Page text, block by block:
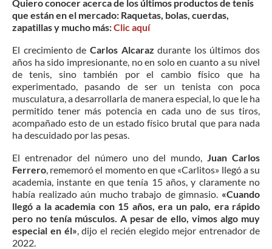
Quiero conocer acerca de los últimos productos de tenis
que están en el mercado: Raquetas, bolas, cuerdas,
zapatillas y mucho más:Clic aquí
El crecimiento de Carlos Alcaraz durante los últimos dos
años ha sido impresionante, no en solo en cuanto a su nivel
de tenis, sino también por el cambio físico que ha
experimentado, pasando de ser un tenista con poca
musculatura, a desarrollarla de manera especial, lo que le ha
permitido tener más potencia en cada uno de sus tiros,
acompañado esto de un estado físico brutal que para nada
ha descuidado por las pesas.
El entrenador del número uno del mundo,
Juan Carlos
Ferrero , rememoró el momento en que «Carlitos» llegó a su
academia, instante en que tenía 15 años, y claramente no
había realizado aún mucho trabajo de gimnasio. «Cuando
llegó a la academia con 15 años, era un palo, era rápido
pero no tenía músculos. A pesar de ello, vimos algo muy
especial en él» , dijo el recién elegido mejor entrenador de
2022.